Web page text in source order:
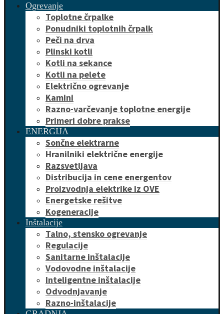
Ogrevanje
Toplotne črpalke
Ponudniki toplotnih črpalk
Peči na drva
Plinski kotli
Kotli na sekance
Kotli na pelete
Električno ogrevanje
Kamini
Razno-varčevanje toplotne energije
Primeri dobre prakse
ENERGIJA
Sončne elektrarne
Hranilniki električne energije
Razsvetljava
Distribucija in cene energentov
Proizvodnja elektrike iz OVE
Energetske rešitve
Kogeneracije
Inštalacije
Talno, stensko ogrevanje
Regulacije
Sanitarne inštalacije
Vodovodne inštalacije
Inteligentne inštalacije
Odvodnjavanje
Razno-inštalacije